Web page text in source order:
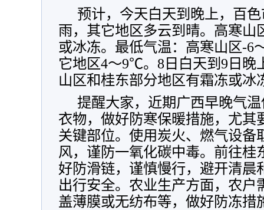
预计，今天白天到晚上，百
雨，其它地区多云到晴。高寒山
或冰冻。最低气温：高寒山区-
它地区4～9℃。8日白天到9日晚
山区和桂东部分地区有霜冻或冰
提醒大家，近期广西早晚气
衣物，做好防寒保暖措施，尤其
关键部位。使用炭火、燃气设备
风，谨防一氧化碳中毒。前往桂
好防滑链，谨慎慢行，避开清晨
出行安全。农业生产方面，农户
盖薄膜或无纺布等，做好防冻措